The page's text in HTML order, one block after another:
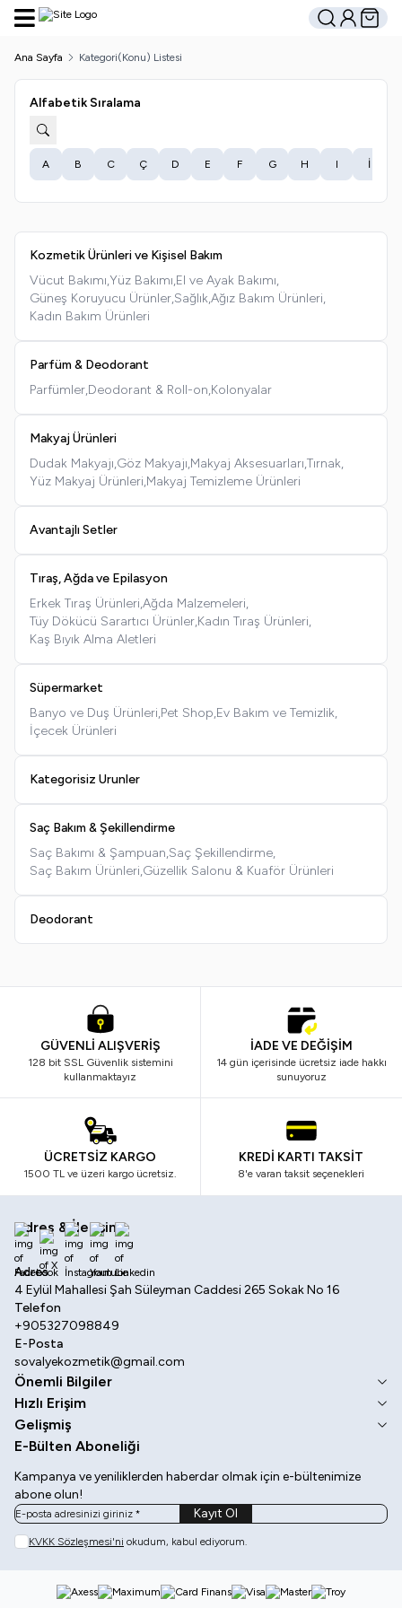
Hesabım
Sepetim
Ana Sayfa Kategori(Konu) Listesi
Alfabetik Sıralama
A B C Ç D E F G H I İ
Kozmetik Ürünleri ve Kişisel Bakım
Vücut Bakımı,Yüz Bakımı,El ve Ayak Bakımı,
Güneş Koruyucu Ürünler,Sağlık,Ağız Bakım Ürünleri,
Kadın Bakım Ürünleri
Parfüm & Deodorant
Parfümler,Deodorant & Roll-on,Kolonyalar
Makyaj Ürünleri
Dudak Makyajı,Göz Makyajı,Makyaj Aksesuarları,Tırnak,
Yüz Makyaj Ürünleri,Makyaj Temizleme Ürünleri
Avantajlı Setler
Tıraş, Ağda ve Epilasyon
Erkek Tıraş Ürünleri,Ağda Malzemeleri,
Tüy Dökücü Sarartıcı Ürünler,Kadın Tıraş Ürünleri,
Kaş Bıyık Alma Aletleri
Süpermarket
Banyo ve Duş Ürünleri,Pet Shop,Ev Bakım ve Temizlik,
İçecek Ürünleri
Kategorisiz Urunler
Saç Bakım & Şekillendirme
Saç Bakımı & Şampuan,Saç Şekillendirme,
Saç Bakım Ürünleri,Güzellik Salonu & Kuaför Ürünleri
Deodorant
GÜVENLİ ALIŞVERİŞ
128 bit SSL Güvenlik sistemini
kullanmaktayız
İADE VE DEĞİŞİM
14 gün içerisinde ücretsiz iade hakkı
sunuyoruz
ÜCRETSİZ KARGO
1500 TL ve üzeri kargo ücretsiz.
KREDİ KARTI TAKSİT
8'e varan taksit seçenekleri
Adres & İletişim
Adres
4 Eylül Mahallesi Şah Süleyman Caddesi 265 Sokak No 16
Telefon
+905327098849
E-Posta
sovalyekozmetik@gmail.com
Facebook
X İnstagram
Youtube
Önemli Bilgiler
Hızlı Erişim
Gelişmiş
E-Bülten Aboneliği
Kampanya ve yeniliklerden haberdar olmak için e-bültenimize
abone olun!
Kayıt Ol
KVKK Sözleşmesi'ni okudum, kabul ediyorum.